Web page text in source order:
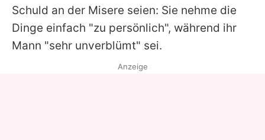
Schuld an der Misere seien: Sie nehme die
Dinge einfach "zu persönlich", während ihr
Mann "sehr unverblümt" sei.
Anzeige